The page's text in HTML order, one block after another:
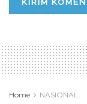
Home NASIONAL